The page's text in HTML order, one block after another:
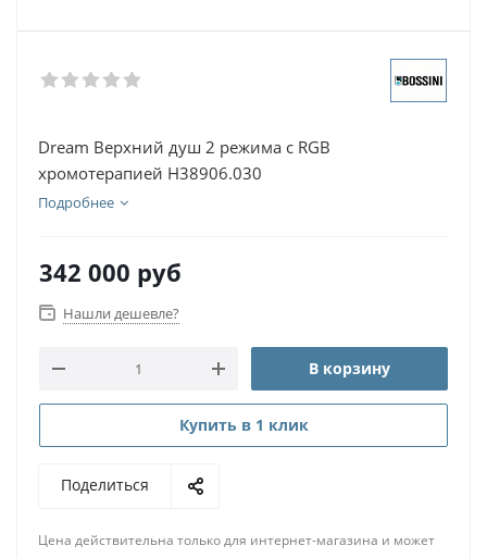
Dream Верхний душ 2 режима с RGB
хромотерапией H38906.030
Подробнее
342 000 руб
Нашли дешевле?
В корзину
Купить в 1 клик
Поделиться
Цена действительна только для интернет-магазина и может